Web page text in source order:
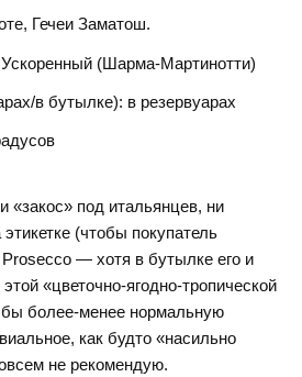
Гечеи Заматош.
(Шарма-Мартинотти)
в бутылке): в резервуарах
под итальянцев, ни
(чтобы покупатель
— хотя в бутылке его и
«цветочно-ягодно-тропической
более-менее нормальную
как будто «насильно
не рекомендую.